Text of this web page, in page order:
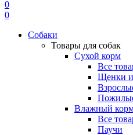
0
0
Собаки
Товары для собак
Сухой корм
Все
Щенки и
Влажный
Все
Паучи